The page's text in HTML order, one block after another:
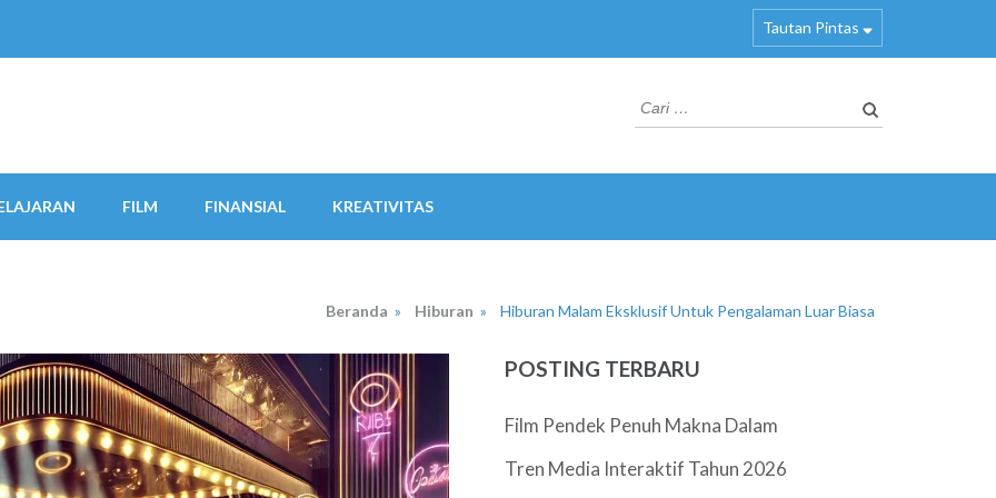
Tautan Pintas
Cari
untuk:
FILM FINANSIAL KREATIVITAS
Beranda » Hiburan » Hiburan Malam Eksklusif Untuk Pengalaman Luar Biasa
POSTING TERBARU
Film Pendek Penuh Makna Dalam
Tren Media Interaktif Tahun 2026